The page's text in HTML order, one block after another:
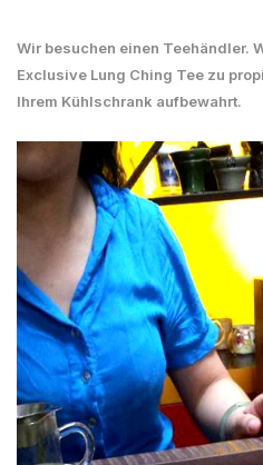
Wir besuchen einen Teehändler.
Exclusive Lung Ching Tee zu
Ihrem Kühlschrank aufbewahrt.